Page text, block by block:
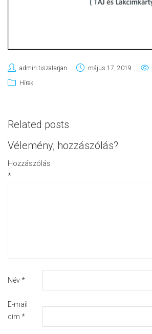
admin.tiszatarjan május 17, 2019
Hírek
Related posts
Vélemény, hozzászólás?
Hozzászólás
*
Név*
E-mail
cím *